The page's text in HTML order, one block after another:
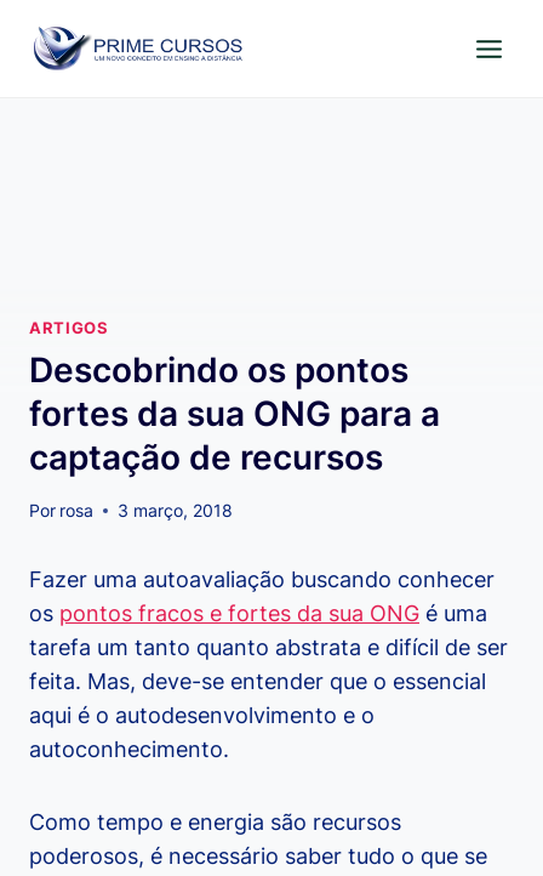
para
ARTIGOS
Descobrindo os pontos
fortes da sua ONG para a
captação de recursos
Por rosa 3 março, 2018
Fazer uma autoavaliação buscando conhecer
os pontos fracos e fortes da sua ONG é uma
tarefa um tanto quanto abstrata e difícil de ser
feita. Mas, deve-se entender que o essencial
aqui é o autodesenvolvimento e o
autoconhecimento.
Como tempo e energia são recursos
poderosos, é necessário saber tudo o que se